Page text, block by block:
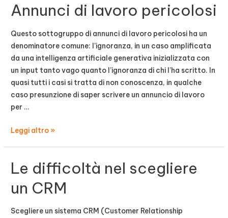
Apache
Annunci di lavoro pericolosi
Questo sottogruppo di annunci di lavoro pericolosi ha un
denominatore comune: l’ignoranza, in un caso amplificata
da una intelligenza artificiale generativa inizializzata con
un input tanto vago quanto l’ignoranza di chi l’ha scritto. In
quasi tutti i casi si tratta di non conoscenza, in qualche
caso presunzione di saper scrivere un annuncio di lavoro
per …
Annunci
pericolosi
Leggi altro »
Le difficoltà nel scegliere
un CRM
Scegliere un sistema CRM (Customer Relationship